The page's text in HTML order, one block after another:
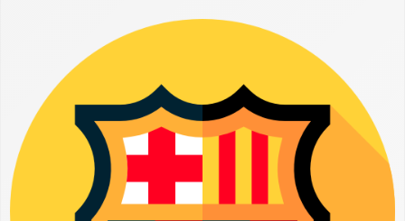
pour Vivre sa Passion
Posséder un ballon aux couleurs du FC Barcelona, c'est partager
l'énergie d'un club unique et afficher fièrement son amour du
football. Découvrez dès à présent une large sélection de modèles
pour tous les goûts. Que ce soit pour jouer, collectionner ou
décorer, il existe un ballon FC Barcelona fait pour vous !